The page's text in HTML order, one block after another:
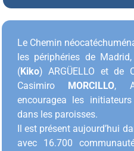
Le Chemin
les périphéries de
(Kiko) ARGÜELLO et de
Casimiro MORCILLO,
encouragea les
dans les paroisses.
Il est présent aujourd’hui
avec 16.700